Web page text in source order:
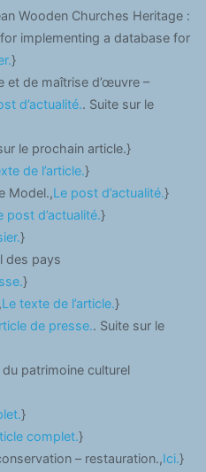
Wooden Churches Heritage :
implementing a database for
}
et de maîtrise d’œuvre –
d’actualité.. Suite sur le
le prochain article.}
de l’article.}
Model.,Le post d’actualité.}
post d’actualité.}
}
des pays
}
Le texte de l’article.}
de presse.. Suite sur le
patrimoine culturel
}
complet.}
– restauration.,Ici.}